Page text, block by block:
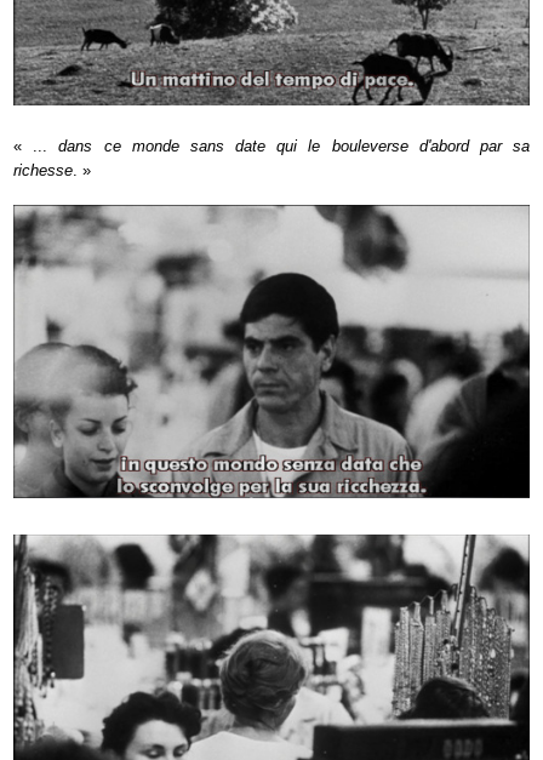
« ...dans ce monde sans date qui le bouleverse d'abord par sa
richesse. »